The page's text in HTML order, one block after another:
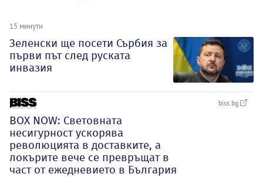
15 минути
Зеленски ще посети Сърбия за
първи път след руската
инвазия
biss.bg
BOX NOW: Световната
несигурност ускорява
революцията в доставките, а
локърите вече се превръщат в
част от ежедневието в България